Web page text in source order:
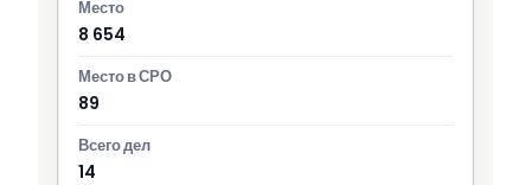
8 654
89
14